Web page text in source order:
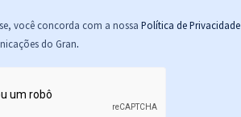
você concorda com a nossa Política de Privacidade
do Gran.